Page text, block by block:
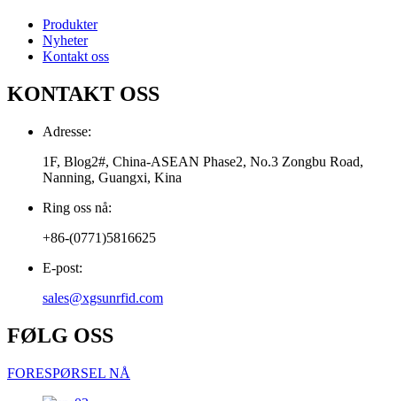
Produkter
Nyheter
Kontakt oss
KONTAKT OSS
Adresse:
1F, Blog2#, China-ASEAN Phase2, No.3 Zongbu Road,
Nanning, Guangxi, Kina
Ring oss nå:
+86-(0771)5816625
E-post:
sales@xgsunrfid.com
FØLG OSS
FORESPØRSEL NÅ